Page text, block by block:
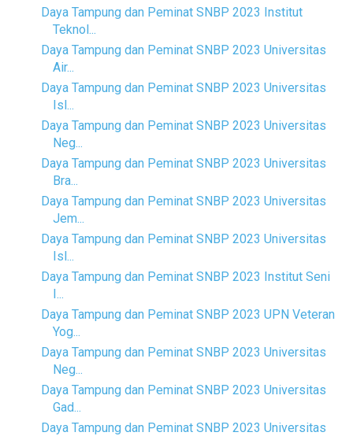
Daya Tampung dan Peminat SNBP 2023 Institut
Teknol...
Daya Tampung dan Peminat SNBP 2023 Universitas
Air...
Daya Tampung dan Peminat SNBP 2023 Universitas
Isl...
Daya Tampung dan Peminat SNBP 2023 Universitas
Neg...
Daya Tampung dan Peminat SNBP 2023 Universitas
Bra...
Daya Tampung dan Peminat SNBP 2023 Universitas
Jem...
Daya Tampung dan Peminat SNBP 2023 Universitas
Isl...
Daya Tampung dan Peminat SNBP 2023 Institut Seni
I...
Daya Tampung dan Peminat SNBP 2023 UPN Veteran
Yog...
Daya Tampung dan Peminat SNBP 2023 Universitas
Neg...
Daya Tampung dan Peminat SNBP 2023 Universitas
Gad...
Daya Tampung dan Peminat SNBP 2023 Universitas